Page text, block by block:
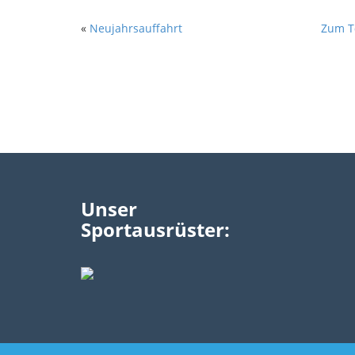
« Neujahrsauffahrt Zum
Unser
Sportausrüster: